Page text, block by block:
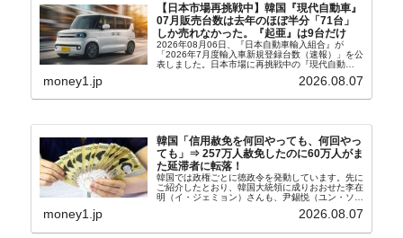
【日本市場再挑戦中】韓国『現代自動車』
07月販売台数は去年のほぼ半分「71台」
しか売れなかった。『起亜』は9台だけ
2026年08月06日、『日本自動車輸入組合』が
「2026年7月度輸入車新規登録台数（速報）」を公
表しました。日本市場に再挑戦中の『現代自動
台数はこの中に捉えられているはずです。先月から
money1.jp 2026.08.07
韓国「信用赦免を何回やっても、何回やっ
ても」⇒ 257万人赦免したのに60万人がま
た延滞者に転落！
韓国では政権ごとに徳政令を発動しています。先に
ご紹介したとおり、韓国大統領に成りおおせた李在
明（イ・ジェミョン）さんも、尹錫悦（ユン・ソギ
バンクにして不良債権の買い取りを行い、分割償還
money1.jp 2026.08.07